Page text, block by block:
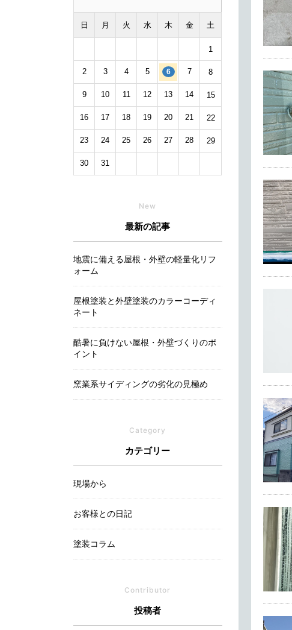
日 月 火 水 木 金 土
1
2 3 4 5 6 7 8
9 10 11 12 13 14 15
16 17 18 19 20 21 22
23 24 25 26 27 28 29
30 31
New
最新の記事
地震に備える屋根・外壁の軽量化リフ
ォーム
屋根塗装と外壁塗装のカラーコーディ
ネート
酷暑に負けない屋根・外壁づくりのポ
イント
窯業系サイディングの劣化の見極め
Category
カテゴリー
現場から
お客様との日記
塗装コラム
Contributor
投稿者